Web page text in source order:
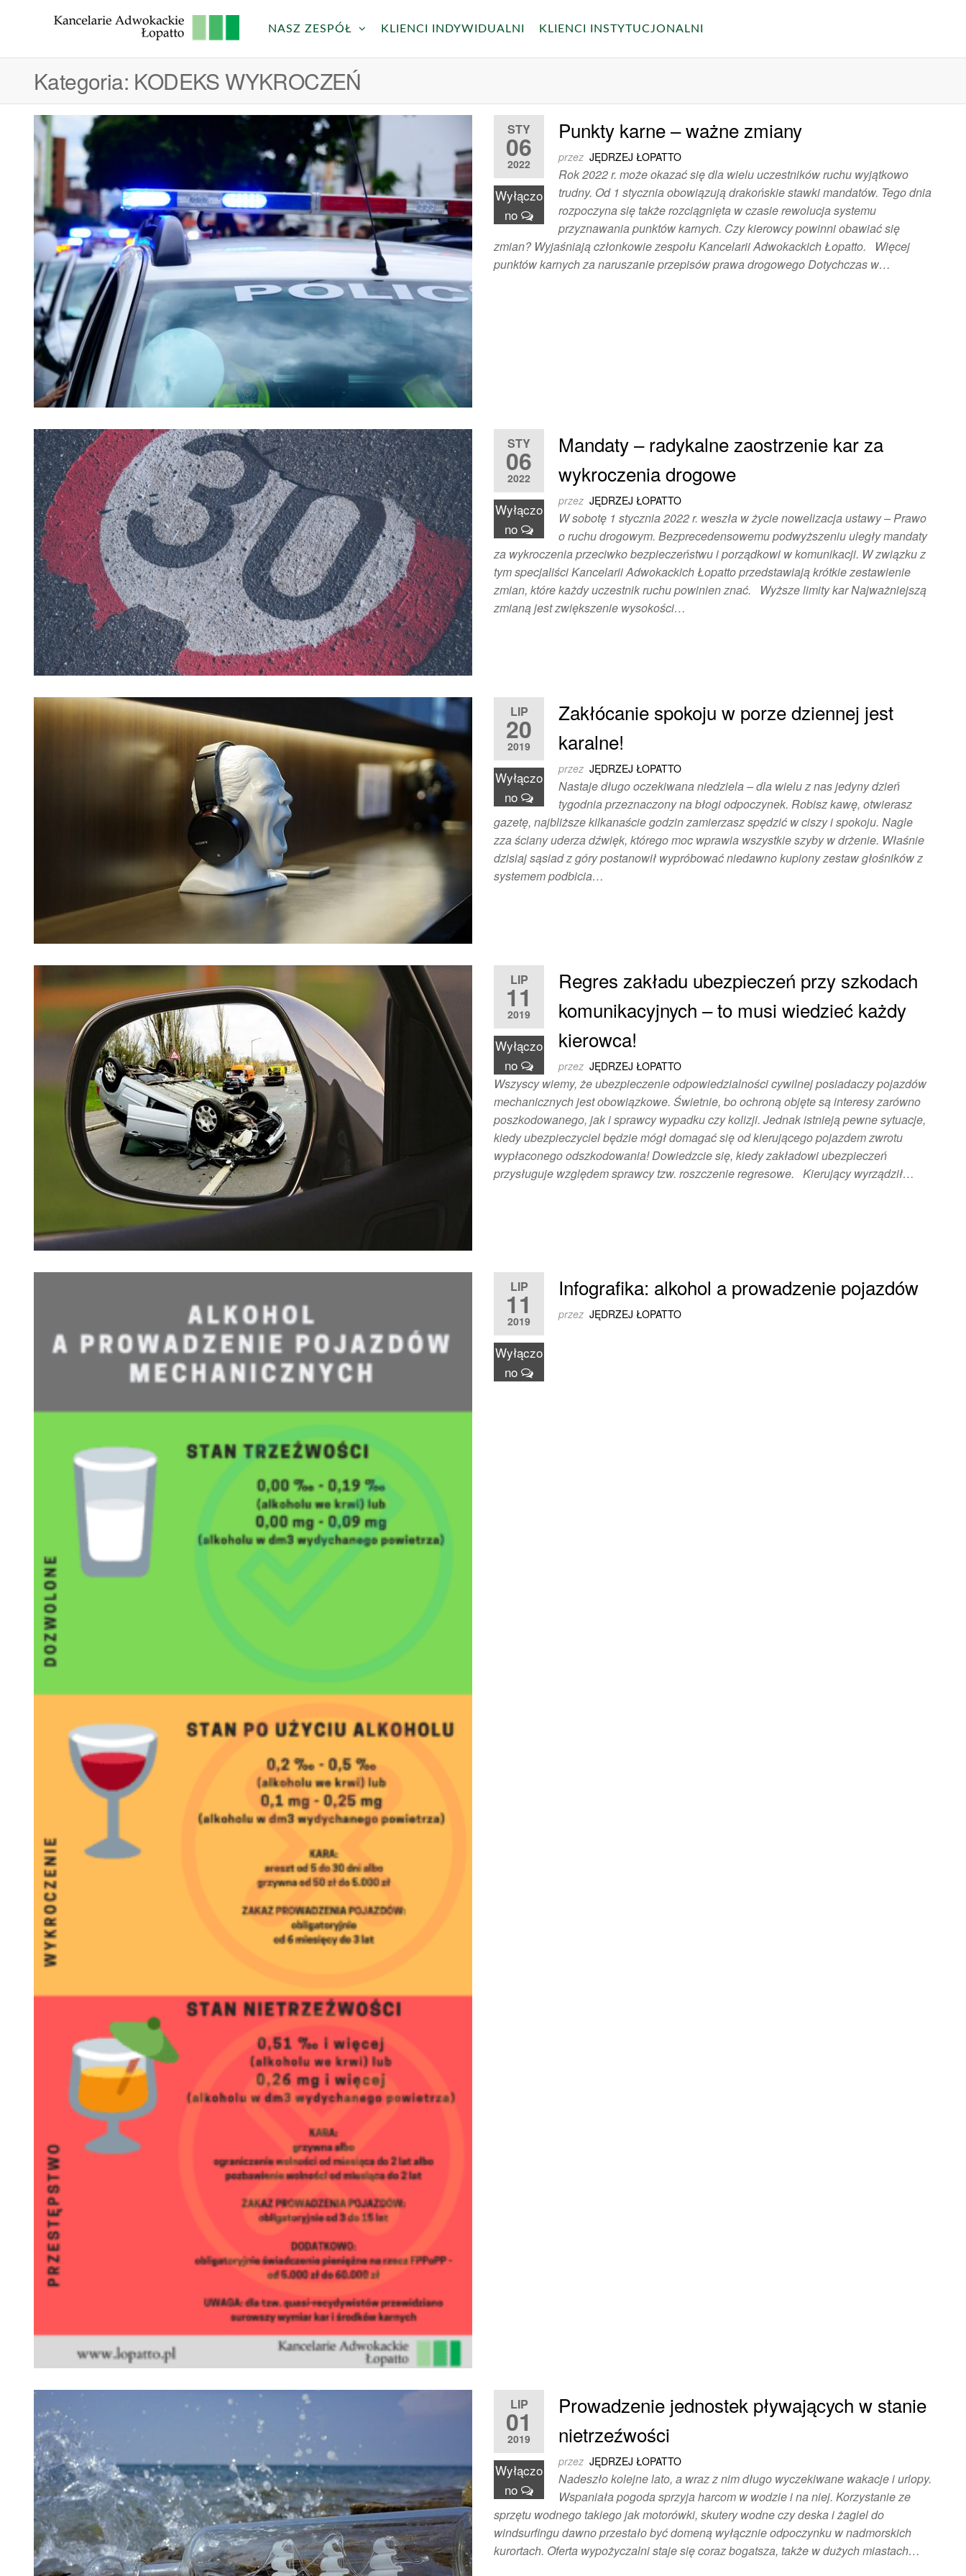
Adwokackie
Łopatto
NASZ ZESPÓŁ KLIENCI INDYWIDUALNI KLIENCI INSTYTUCJONALNI
Kategoria: KODEKS WYKROCZEŃ
STY
06
2022
Wyłączo
no
Punkty karne – ważne zmiany
przez JĘDRZEJ ŁOPATTO
Rok 2022 r. może okazać się dla wielu uczestników ruchu wyjątkowo
trudny. Od 1 stycznia obowiązują drakońskie stawki mandatów. Tego dnia
rozpoczyna się także rozciągnięta w czasie rewolucja systemu
przyznawania punktów karnych. Czy kierowcy powinni obawiać się
zmian? Wyjaśniają członkowie zespołu Kancelarii Adwokackich Łopatto. Więcej
punktów karnych za naruszanie przepisów prawa drogowego Dotychczas w…
STY
06
2022
Wyłączo
no
Mandaty – radykalne zaostrzenie kar za
wykroczenia drogowe
przez JĘDRZEJ ŁOPATTO
W sobotę 1 stycznia 2022 r. weszła w życie nowelizacja ustawy – Prawo
o ruchu drogowym. Bezprecedensowemu podwyższeniu uległy mandaty
za wykroczenia przeciwko bezpieczeństwu i porządkowi w komunikacji. W związku z
tym specjaliści Kancelarii Adwokackich Łopatto przedstawiają krótkie zestawienie
zmian, które każdy uczestnik ruchu powinien znać. Wyższe limity kar Najważniejszą
zmianą jest zwiększenie wysokości…
LIP
20
2019
Wyłączo
no
Zakłócanie spokoju w porze dziennej jest
karalne!
przez JĘDRZEJ ŁOPATTO
Nastaje długo oczekiwana niedziela – dla wielu z nas jedyny dzień
tygodnia przeznaczony na błogi odpoczynek. Robisz kawę, otwierasz
gazetę, najbliższe kilkanaście godzin zamierzasz spędzić w ciszy i spokoju. Nagle
zza ściany uderza dźwięk, którego moc wprawia wszystkie szyby w drżenie. Właśnie
dzisiaj sąsiad z góry postanowił wypróbować niedawno kupiony zestaw głośników z
systemem podbicia…
LIP
11
2019
Wyłączo
no
Regres zakładu ubezpieczeń przy szkodach
komunikacyjnych – to musi wiedzieć każdy
kierowca!
przez JĘDRZEJ ŁOPATTO
Wszyscy wiemy, że ubezpieczenie odpowiedzialności cywilnej posiadaczy pojazdów
mechanicznych jest obowiązkowe. Świetnie, bo ochroną objęte są interesy zarówno
poszkodowanego, jak i sprawcy wypadku czy kolizji. Jednak istnieją pewne sytuacje,
kiedy ubezpieczyciel będzie mógł domagać się od kierującego pojazdem zwrotu
wypłaconego odszkodowania! Dowiedzcie się, kiedy zakładowi ubezpieczeń
przysługuje względem sprawcy tzw. roszczenie regresowe. Kierujący wyrządził…
LIP
11
2019
Wyłączo
no
Infografika: alkohol a prowadzenie pojazdów
przez JĘDRZEJ ŁOPATTO
LIP
01
2019
Wyłączo
no
Prowadzenie jednostek pływających w stanie
nietrzeźwości
przez JĘDRZEJ ŁOPATTO
Nadeszło kolejne lato, a wraz z nim długo wyczekiwane wakacje i urlopy.
Wspaniała pogoda sprzyja harcom w wodzie i na niej. Korzystanie ze
sprzętu wodnego takiego jak motorówki, skutery wodne czy deska i żagiel do
windsurfingu dawno przestało być domeną wyłącznie odpoczynku w nadmorskich
kurortach. Oferta wypożyczalni staje się coraz bogatsza, także w dużych miastach…